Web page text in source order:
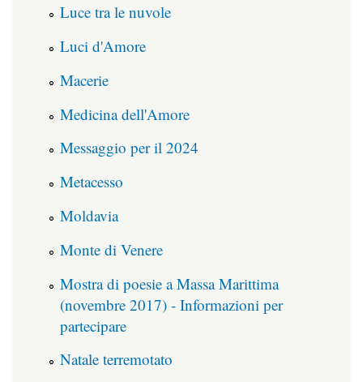
Luce tra le nuvole
Luci d'Amore
Macerie
Medicina dell'Amore
Messaggio per il 2024
Metacesso
Moldavia
Monte di Venere
Mostra di poesie a Massa Marittima
(novembre 2017) - Informazioni per
partecipare
Natale terremotato